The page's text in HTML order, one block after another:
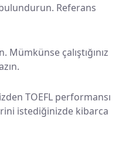
Referans
çalıştığınız
TOEFL performansı
istediğinizde kibarca